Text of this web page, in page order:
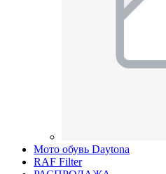
Мото обувь Daytona
RAF Filter